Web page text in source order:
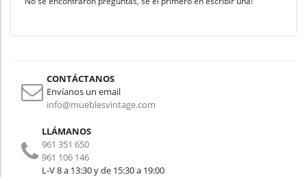
CONTÁCTANOS
Envíanos un email
info@mueblesvintage.com
LLÁMANOS
961 351 650
961 106 146
L-V 8 a 13:30 y de 15:30 a 19:00